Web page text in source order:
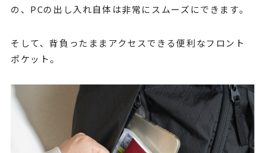
の、PCの出し入れ自体は非常にスムーズにできます。
そして、背負ったままアクセスできる便利なフロント
ポケット。